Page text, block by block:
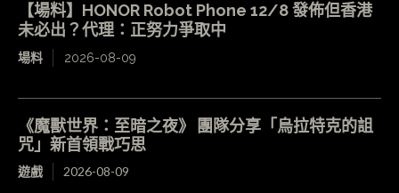
【場料】HONOR Robot Phone 12/8 發佈但香港
未必出？代理：正努力爭取中
場料 2026-08-09
《魔獸世界：至暗之夜》 團隊分享「烏拉特克的詛
咒」新首領戰巧思
遊戲 2026-08-09